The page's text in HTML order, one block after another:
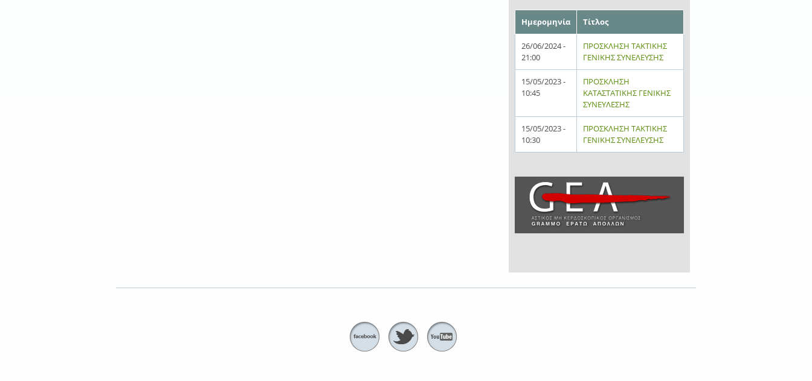
Ημερομηνία Τίτλος
26/06/2024 -
21:00
ΠΡΟΣΚΛΗΣΗ ΤΑΚΤΙΚΗΣ
ΓΕΝΙΚΗΣ ΣΥΝΕΛΕΥΣΗΣ
15/05/2023 -
10:45
ΠΡΟΣΚΛΗΣΗ
ΚΑΤΑΣΤΑΤΙΚΗΣ ΓΕΝΙΚΗΣ
ΣΥΝΕΥΛΕΣΗΣ
15/05/2023 -
10:30
ΠΡΟΣΚΛΗΣΗ ΤΑΚΤΙΚΗΣ
ΓΕΝΙΚΗΣ ΣΥΝΕΛΕΥΣΗΣ